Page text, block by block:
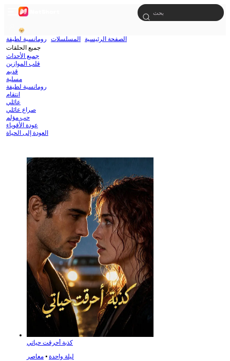
الصفحة الرئيسية المسلسلات رومانسية لطيفة
جميع الحلقات
جميع الأحداث
قلب الموازين
قديم
مسلية
رومانسية لطيفة
انتقام
عائلي
صراع عائلي
حب مؤلم
عودة الأقوياء
العودة إلى الحياة
كذبة أحرقت حياتي
ليلة واحدة ⦁ معاصر